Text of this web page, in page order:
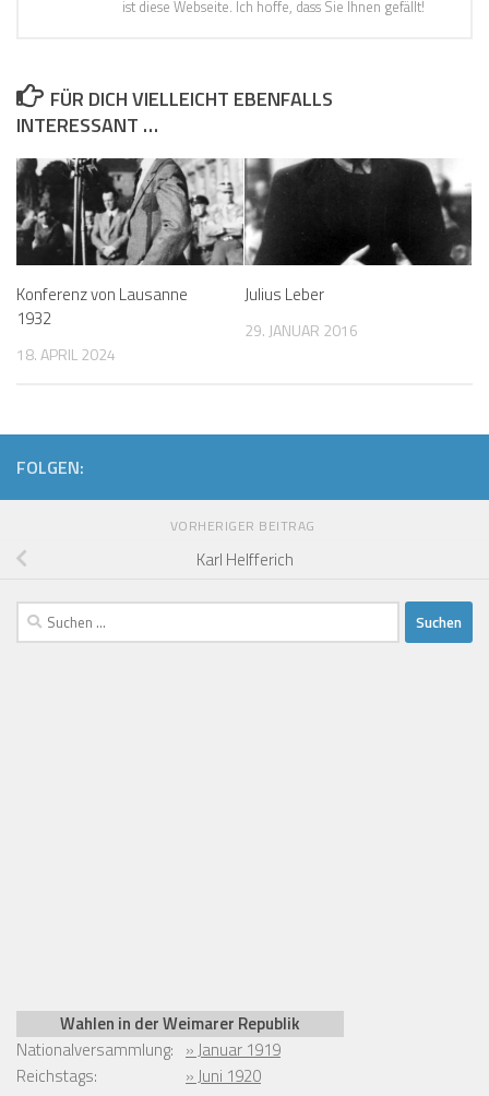
ist diese Webseite. Ich hoffe, dass Sie Ihnen gefällt!
FÜR DICH VIELLEICHT EBENFALLS
INTERESSANT …
Konferenz von Lausanne
1932
18. APRIL 2024
Julius Leber
29. JANUAR 2016
FOLGEN:
VORHERIGER BEITRAG
Karl Helfferich
Suchen
nach:
Wahlen in der Weimarer Republik
Nationalversammlung: » Januar 1919
Reichstags:
» Juni 1920